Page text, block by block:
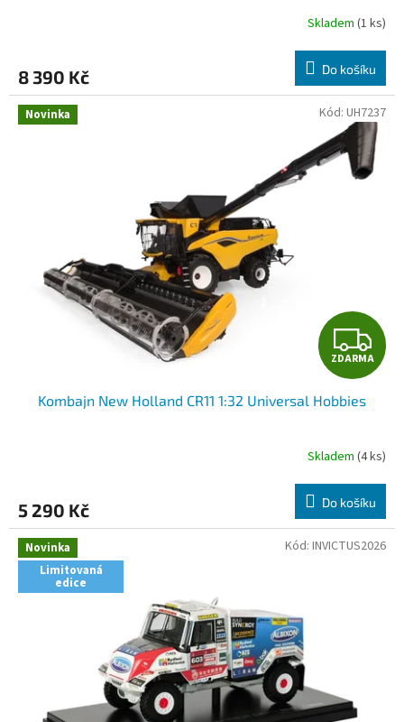
R
M
A
Skladem (1 ks)
8 390 Kč Do košíku
Novinka
Z
D
R
M
A
ZDARMA
Kombajn New Holland CR11 1:32 Universal Hobbies
Skladem (4 ks)
5 290 Kč Do košíku
Kód: UH7237
Novinka
Limitovaná
edice
Kód: INVICTUS2026